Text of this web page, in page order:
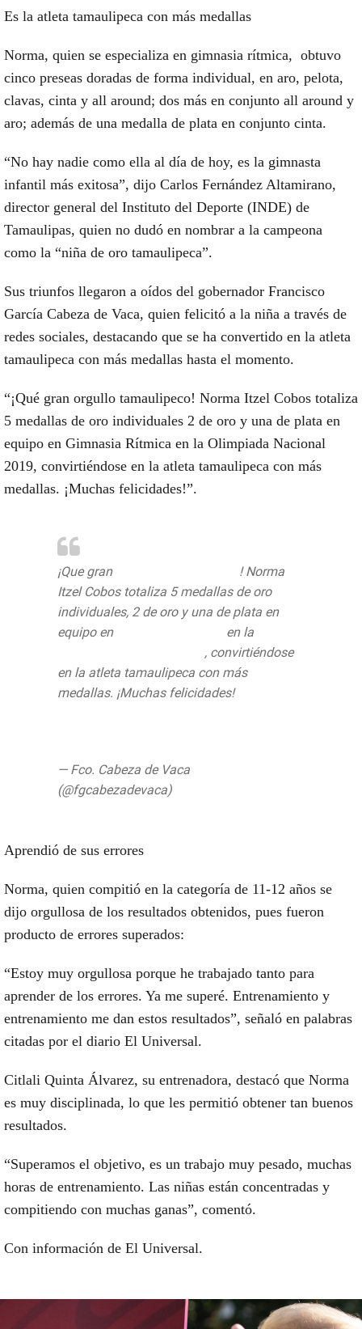
Es la atleta tamaulipeca con más medallas
Norma, quien se especializa en gimnasia rítmica, obtuvo
cinco preseas doradas de forma individual, en aro, pelota,
clavas, cinta y all around; dos más en conjunto all around y
aro; además de una medalla de plata en conjunto cinta.
“No hay nadie como ella al día de hoy, es la gimnasta
infantil más exitosa”, dijo Carlos Fernández Altamirano,
director general del Instituto del Deporte (INDE) de
Tamaulipas, quien no dudó en nombrar a la campeona
como la “niña de oro tamaulipeca”.
Sus triunfos llegaron a oídos del gobernador Francisco
García Cabeza de Vaca, quien felicitó a la niña a través de
redes sociales, destacando que se ha convertido en la atleta
tamaulipeca con más medallas hasta el momento.
“¡Qué gran orgullo tamaulipeco! Norma Itzel Cobos totaliza
5 medallas de oro individuales 2 de oro y una de plata en
equipo en Gimnasia Rítmica en la Olimpiada Nacional
2019, convirtiéndose en la atleta tamaulipeca con más
medallas. ¡Muchas felicidades!”.
¡Que gran
! Norma
Itzel Cobos totaliza 5 medallas de oro
individuales, 2 de oro y una de plata en
equipo en
en la
, convirtiéndose
en la atleta tamaulipeca con más
medallas. ¡Muchas felicidades!
— Fco. Cabeza de Vaca
(@fgcabezadevaca)
Aprendió de sus errores
Norma, quien compitió en la categoría de 11-12 años se
dijo orgullosa de los resultados obtenidos, pues fueron
producto de errores superados:
“Estoy muy orgullosa porque he trabajado tanto para
aprender de los errores. Ya me superé. Entrenamiento y
entrenamiento me dan estos resultados”, señaló en palabras
citadas por el diario El Universal.
Citlali Quinta Álvarez, su entrenadora, destacó que Norma
es muy disciplinada, lo que les permitió obtener tan buenos
resultados.
“Superamos el objetivo, es un trabajo muy pesado, muchas
horas de entrenamiento. Las niñas están concentradas y
compitiendo con muchas ganas”, comentó.
Con información de El Universal.